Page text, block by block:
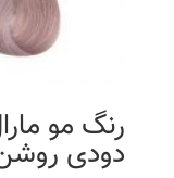
رنگ مو
دودی روشن